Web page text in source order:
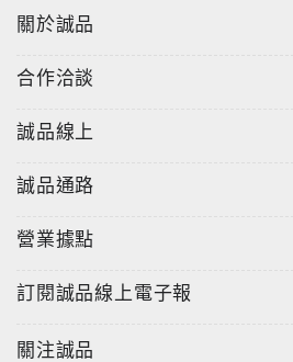
她徹底分析跨行業成功和失敗的案
架構競爭策略，包括持續再造、
配資源提升靈活度、培養創新力
人技能。
瞬時競爭優勢（Transient
快經濟時代的致勝新關鍵！
註：本書為2015年度金書獎得獎
對談。
關於誠品
合作洽談
誠品線上
誠品通路
營業據點
訂閱誠品線上電子報
關注誠品